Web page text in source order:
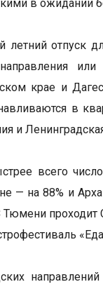
в ожидании
летний отпуск
крае и
в
и
всего
— на 88% и
Тюмени проходит